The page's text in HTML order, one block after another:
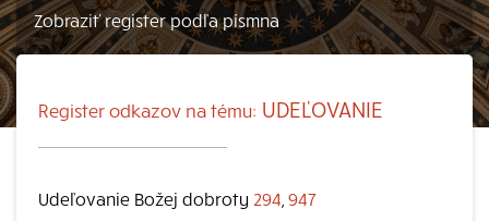
Register odkazov na tému: UDEĽOVANIE
Udeľovanie Božej dobroty 294 947